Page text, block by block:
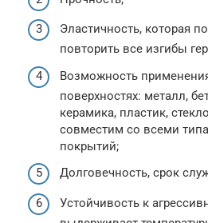
Эластичность, которая
повторить все изгибы
Возможность
поверхностях: металл,
керамика, пластик,
совместим со всеми
покрытий;
Долговечность, срок
Устойчивость к